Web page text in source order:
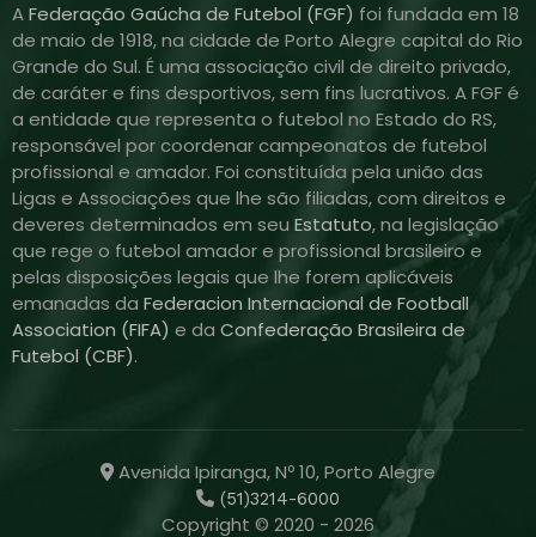
AFederação Gaúcha de Futebol (FGF) foi fundada em 18
de maio de 1918, na cidade de Porto Alegre capital do Rio
Grande do Sul. É uma associação civil de direito privado,
de caráter e fins desportivos, sem fins lucrativos. A FGF é
a entidade que representa o futebol no Estado do RS,
responsável por coordenar campeonatos de futebol
profissional e amador. Foi constituída pela união das
Ligas e Associações que lhe são filiadas, com direitos e
deveres determinados em seu Estatuto, na legislação
que rege o futebol amador e profissional brasileiro e
pelas disposições legais que lhe forem aplicáveis
emanadas da Federacion Internacional de Football
Association (FIFA) e da Confederação Brasileira de
Futebol (CBF).
Avenida Ipiranga, Nº 10, Porto Alegre
(51)3214-6000
Copyright © 2020 - 2026